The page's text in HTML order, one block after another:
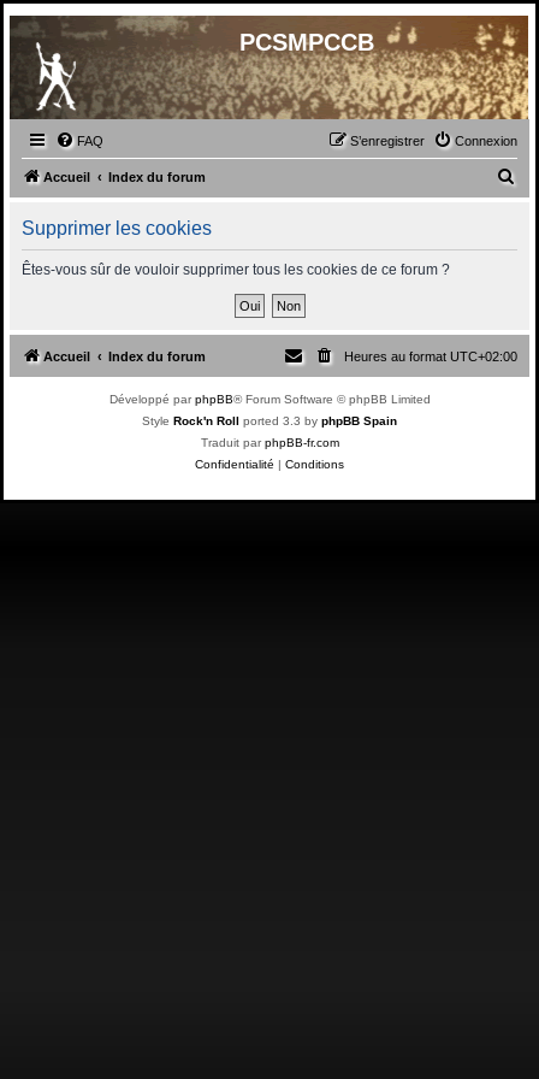
PCSMPCCB
FAQ Connexion
S’enregistrer
Accueil Index du forum
h
Supprimer les cookies
Êtes-vous sûr de vouloir supprimer tous les cookies de ce forum ?
Accueil Index du forum Heures au format UTC+02:00
Développé parphpBB® Forum Software © phpBB Limited
Style Rock'n Roll ported 3.3 by phpBB Spain
Traduit parphpBB-fr.com
Confidentialité | Conditions